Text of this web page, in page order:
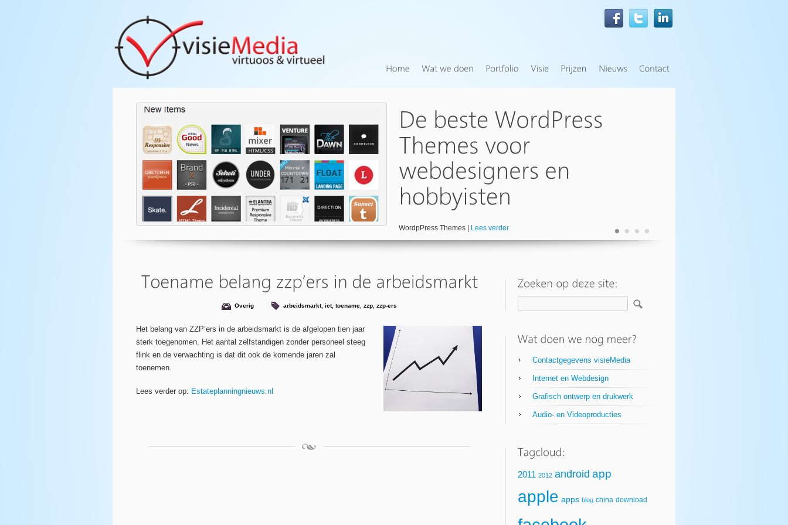
WordpPress Themes | Lees verder • • • •
Overig arbeidsmarkt, ict, toename zzp zzp-ers
Het belang van ZZP’ers in de arbeidsmarkt is de afgelopen tien jaar
sterk toegenomen. Het aantal zelfstandigen zonder personeel steeg
flink en de verwachting is dat dit ook de komende jaren zal
toenemen.
Lees verder op: Estateplanningnieuws.nl
Contactgegevens visieMedia
Internet en Webdesign
Grafisch ontwerp en drukwerk
Audio- en Videoproducties
2011 2012 android app
apple apps blog china download